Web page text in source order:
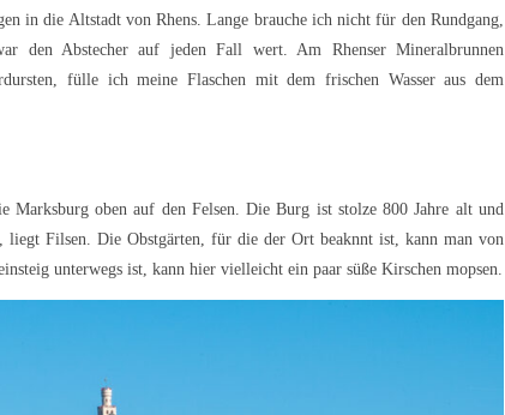
in die Altstadt von Rhens. Lange brauche ich nicht für den Rundgang,
den Abstecher auf jeden Fall wert. Am Rhenser Mineralbrunnen
fülle ich meine Flaschen mit dem frischen Wasser aus dem
Marksburg oben auf den Felsen. Die Burg ist stolze 800 Jahre alt und
Filsen. Die Obstgärten, für die der Ort beaknnt ist, kann man von
unterwegs ist, kann hier vielleicht ein paar süße Kirschen mopsen.